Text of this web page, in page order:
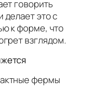
говорить
делает это с
к форме, что
взглядом.
фермы